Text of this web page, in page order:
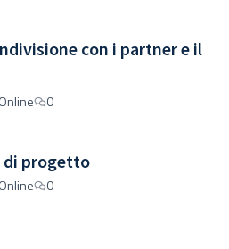
con i partner e il
Online 0
progetto
Online 0